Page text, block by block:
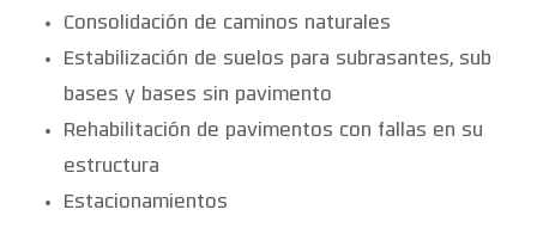
Consolidación de caminos naturales
Estabilización de suelos para subrasantes, sub
bases y bases sin pavimento
Rehabilitación de pavimentos con fallas en su
estructura
Estacionamientos